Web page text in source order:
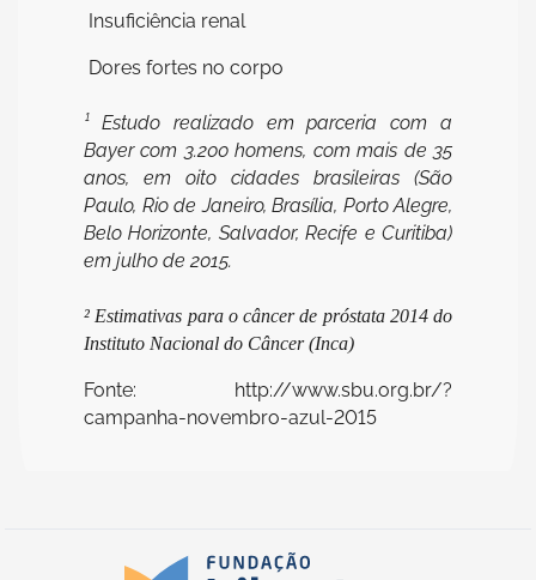
 Insuficiência renal
 Dores fortes no corpo
¹ Estudo realizado em parceria com a
Bayer com 3.200 homens, com mais de 35
anos, em oito cidades brasileiras (São
Paulo, Rio de Janeiro, Brasília, Porto Alegre,
Belo Horizonte, Salvador, Recife e Curitiba)
em julho de 2015.
² Estimativas para o câncer de próstata 2014 do
Instituto Nacional do Câncer (Inca)
Fonte: http://www.sbu.org.br/?
campanha-novembro-azul-2015